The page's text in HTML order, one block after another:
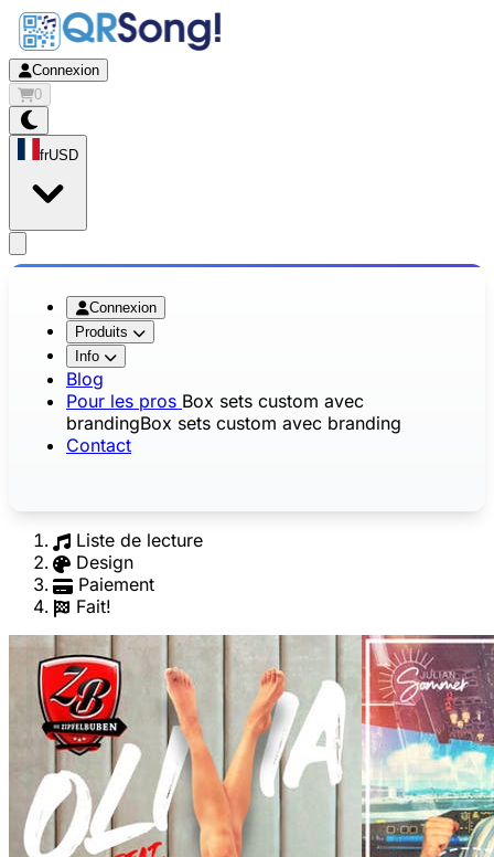
Connexion
0
frUSD
Connexion
Produits
Info
Blog
Pour les pros Box sets custom avec
brandingBox sets custom avec branding
Contact
Liste de lecture
Design
Paiement
Fait!